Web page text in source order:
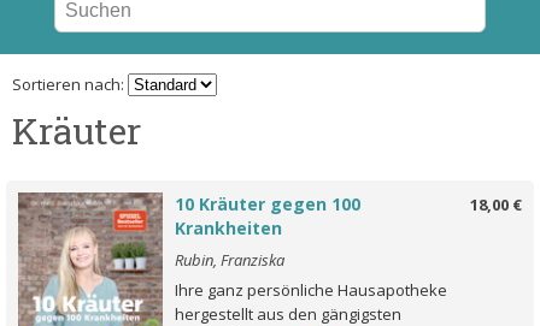
Sortieren nach:
Kräuter
18,00 €
10 Kräuter gegen 100
Krankheiten
Rubin, Franziska
Ihre ganz persönliche Hausapotheke
hergestellt aus den gängigsten